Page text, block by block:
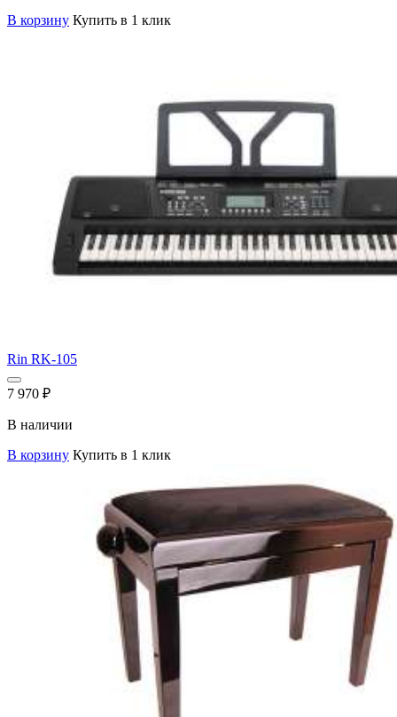
В корзину Купить в 1 клик
Rin RK-105
7 970 ₽
В наличии
В корзину Купить в 1 клик